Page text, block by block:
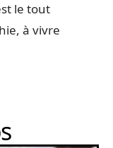
le tout
à vivre